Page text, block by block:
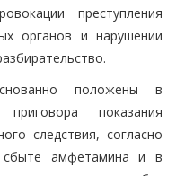
преступления
органов и нарушении
положены в
показания
следствия, согласно
амфетамина и в